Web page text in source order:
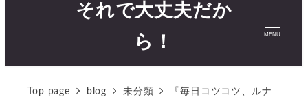
それで大丈夫だか
ら！
MENU
Top page blog 未分類
『毎日コツコツ、ルナ